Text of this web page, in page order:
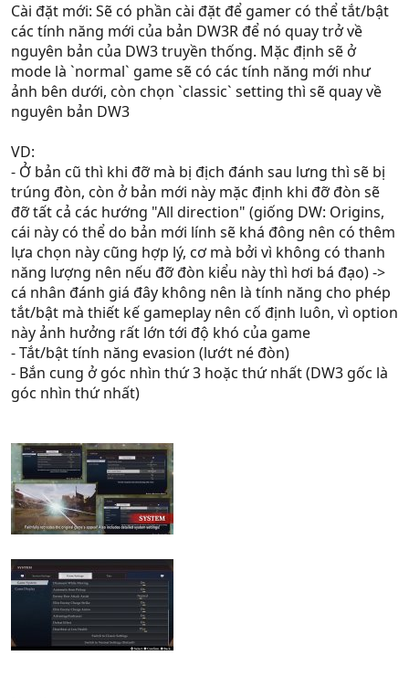
Cài đặt mới: Sẽ có phần cài đặt để gamer có thể tắt/bật
các tính năng mới của bản DW3R để nó quay trở về
nguyên bản của DW3 truyền thống. Mặc định sẽ ở
mode là `normal` game sẽ có các tính năng mới như
ảnh bên dưới, còn chọn `classic` setting thì sẽ quay về
nguyên bản DW3
VD:
- Ở bản cũ thì khi đỡ mà bị địch đánh sau lưng thì sẽ bị
trúng đòn, còn ở bản mới này mặc định khi đỡ đòn sẽ
đỡ tất cả các hướng "All direction" (giống DW: Origins,
cái này có thể do bản mới lính sẽ khá đông nên có thêm
lựa chọn này cũng hợp lý, cơ mà bởi vì không có thanh
năng lượng nên nếu đỡ đòn kiểu này thì hơi bá đạo) ->
cá nhân đánh giá đây không nên là tính năng cho phép
tắt/bật mà thiết kế gameplay nên cố định luôn, vì option
này ảnh hưởng rất lớn tới độ khó của game
- Tắt/bật tính năng evasion (lướt né đòn)
- Bắn cung ở góc nhìn thứ 3 hoặc thứ nhất (DW3 gốc là
góc nhìn thứ nhất)